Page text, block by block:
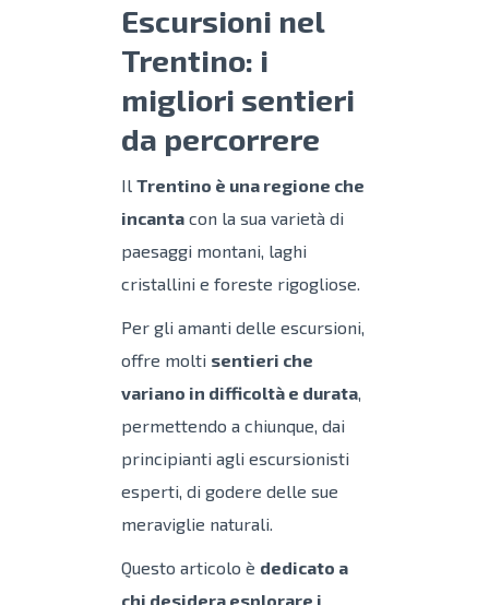
Escursioni nel
Trentino: i
migliori sentieri
da percorrere
Il Trentino è una regione che
incanta con la sua varietà di
paesaggi montani, laghi
cristallini e foreste rigogliose.
Per gli amanti delle escursioni,
offre molti sentieri che
variano in difficoltà e durata,
permettendo a chiunque, dai
principianti agli escursionisti
esperti, di godere delle sue
meraviglie naturali.
Questo articolo è dedicato a
chi desidera esplorare i